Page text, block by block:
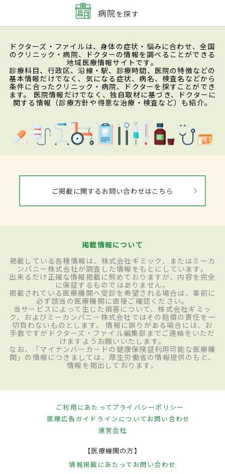
病院を探す
ドクターズ・ファイルは、身体の症状・悩みに合わせ、全国
のクリニック・病院、ドクターの情報を調べることができる
地域医療情報サイトです。
診療科目、行政区、沿線・駅、診療時間、医院の特徴などの
基本情報だけでなく、気になる症状、病名、検査名などから
条件に合ったクリニック・病院、ドクターを探すことができ
ます。 医院情報だけでなく、独自取材に基づき、ドクターに
関する情報（診療方針や得意な治療・検査など）も紹介。
ご掲載に関するお問い合わせはこちら
掲載情報について
掲載している各種情報は、株式会社ギミック、またはミーカ
ンパニー株式会社が調査した情報をもとにしています。
出来るだけ正確な情報掲載に努めておりますが、内容を完全
に保証するものではありません。
掲載されている医療機関へ受診を希望される場合は、事前に
必ず該当の医療機関に直接ご確認ください。
当サービスによって生じた損害について、株式会社ギミッ
ク、およびミーカンパニー株式会社ではその賠償の責任を一
切負わないものとします。 情報に誤りがある場合には、お
手数ですがドクターズ・ファイル編集部までご連絡をいただ
けますようお願いいたします。
なお、「マイナンバーカードの健康保険証利用可能な医療機
関」の情報につきましては、厚生労働省の情報提供のもと、
情報を掲出しております。
ご利用にあたってプライバシーポリシー
医療広告ガイドラインについてお問い合わせ
運営会社
【医療機関の方】
情報掲載にあたって お問い合わせ